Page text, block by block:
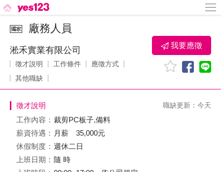
廠務人員
淞禾實業有限公司
徵才說明 工作條件
應徵方式
其他職缺
我要應徵
徵才說明 職缺更新：今天
工作內容： 裁剪PC板子,備料
薪資待遇： 月薪 35,000元
休假制度： 週休二日
上班日期： 隨 時